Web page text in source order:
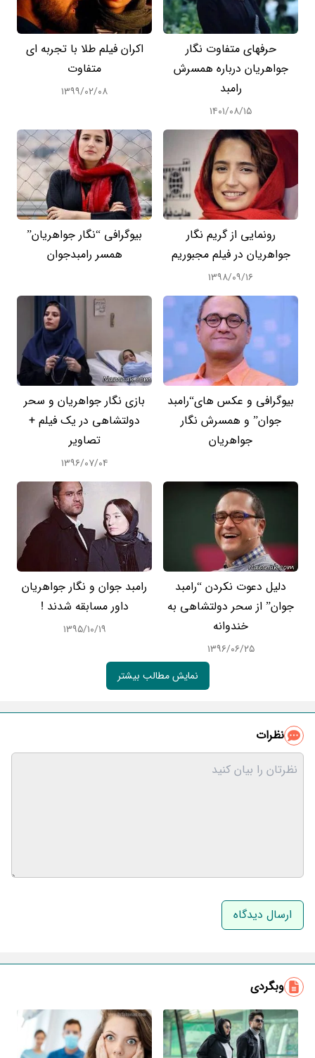
حرفهای متفاوت نگار
جواهریان درباره همسرش
رامبد
۱۴۰۱/۰۸/۱۵
اکران فیلم طلا با تجربه ای
متفاوت
۱۳۹۹/۰۲/۰۸
رونمایی از گریم نگار
جواهریان در فیلم مجبوریم
۱۳۹۸/۰۹/۱۶
بیوگرافی “نگار جواهریان”
همسر رامبدجوان
بیوگرافی و عکس های“رامبد
جوان” و همسرش نگار
جواهریان
بازی نگار جواهریان و سحر
دولتشاهی در یک فیلم +
تصاویر
۱۳۹۶/۰۷/۰۴
دلیل دعوت نکردن “رامبد
جوان” از سحر دولتشاهی به
خندوانه
۱۳۹۶/۰۶/۲۵
رامبد جوان و نگار جواهریان
داور مسابقه شدند !
۱۳۹۵/۱۰/۱۹
نمایش مطالب بیشتر
نظرات
نام و نام خانوادگی
وبگردی